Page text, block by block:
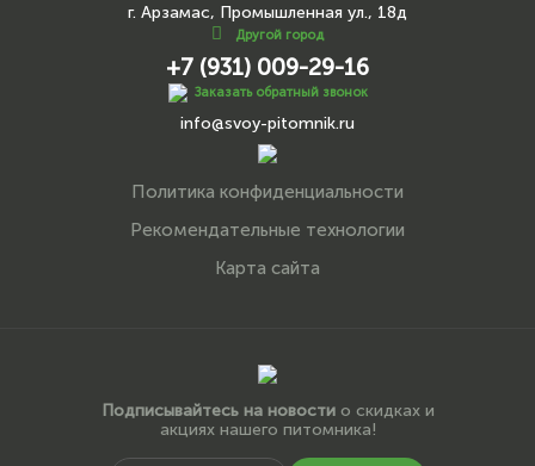
г. Арзамас, Промышленная ул., 18д
Другой город
+7 (931) 009-29-16
Заказать обратный звонок
info@svoy-pitomnik.ru
Политика конфиденциальности
Рекомендательные технологии
Карта сайта
Подписывайтесь на новостио скидках и
акциях нашего питомника!